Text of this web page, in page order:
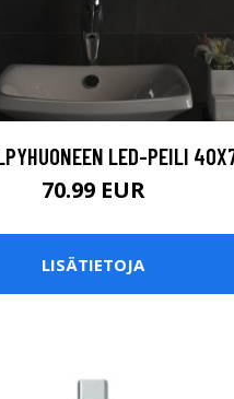
LED-PEILI
70.99 EUR
LISÄTIETOJA